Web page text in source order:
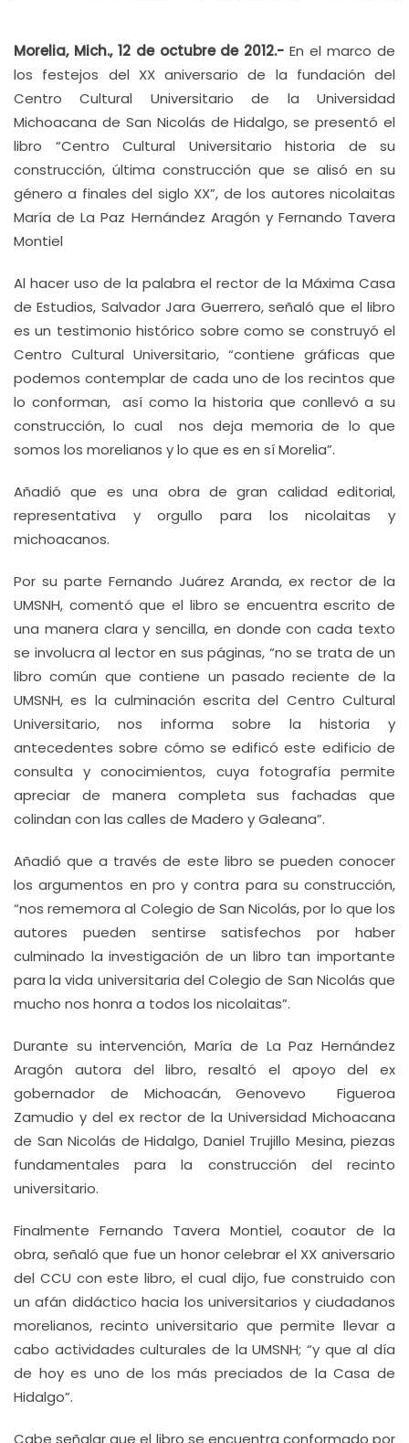
Morelia, Mich., 12 de octubre de 2012.- En el marco de
los festejos del XX aniversario de la fundación del
Centro Cultural Universitario de la Universidad
Michoacana de San Nicolás de Hidalgo, se presentó el
libro “Centro Cultural Universitario historia de su
construcción, última construcción que se alisó en su
género a finales del siglo XX”, de los autores nicolaitas
María de La Paz Hernández Aragón y Fernando Tavera
Montiel
Al hacer uso de la palabra el rector de la Máxima Casa
de Estudios, Salvador Jara Guerrero, señaló que el libro
es un testimonio histórico sobre como se construyó el
Centro Cultural Universitario, “contiene gráficas que
podemos contemplar de cada uno de los recintos que
lo conforman, así como la historia que conllevó a su
construcción, lo cual nos deja memoria de lo que
somos los morelianos y lo que es en sí Morelia”.
Añadió que es una obra de gran calidad editorial,
representativa y orgullo para los nicolaitas y
michoacanos.
Por su parte Fernando Juárez Aranda, ex rector de la
UMSNH, comentó que el libro se encuentra escrito de
una manera clara y sencilla, en donde con cada texto
se involucra al lector en sus páginas, “no se trata de un
libro común que contiene un pasado reciente de la
UMSNH, es la culminación escrita del Centro Cultural
Universitario, nos informa sobre la historia y
antecedentes sobre cómo se edificó este edificio de
consulta y conocimientos, cuya fotografía permite
apreciar de manera completa sus fachadas que
colindan con las calles de Madero y Galeana”.
Añadió que a través de este libro se pueden conocer
los argumentos en pro y contra para su construcción,
“nos rememora al Colegio de San Nicolás, por lo que los
autores pueden sentirse satisfechos por haber
culminado la investigación de un libro tan importante
para la vida universitaria del Colegio de San Nicolás que
mucho nos honra a todos los nicolaitas”.
Durante su intervención, María de La Paz Hernández
Aragón autora del libro, resaltó el apoyo del ex
gobernador de Michoacán, Genovevo Figueroa
Zamudio y del ex rector de la Universidad Michoacana
de San Nicolás de Hidalgo, Daniel Trujillo Mesina, piezas
fundamentales para la construcción del recinto
universitario.
Finalmente Fernando Tavera Montiel, coautor de la
obra, señaló que fue un honor celebrar el XX aniversario
del CCU con este libro, el cual dijo, fue construido con
un afán didáctico hacia los universitarios y ciudadanos
morelianos, recinto universitario que permite llevar a
cabo actividades culturales de la UMSNH; “y que al día
de hoy es uno de los más preciados de la Casa de
Hidalgo”.
Cabe señalar que el libro se encuentra conformado por